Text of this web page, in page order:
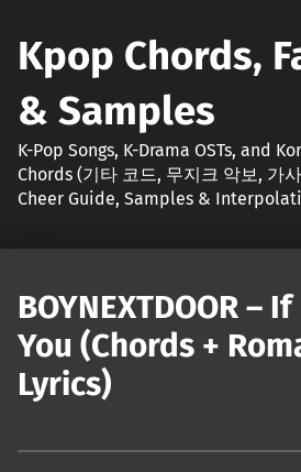
Kpop Chords,
& Samples
K-Pop Songs, K-Drama OSTs, and
Chords (기타 코드, 무지크 악보, 가
Cheer Guide, Samples &
BOYNEXTDOOR –
You (Chords +
Lyrics)